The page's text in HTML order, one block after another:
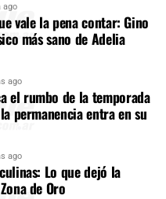
ago
vale la pena contar: Gino
más sano de Adelia
ago
el rumbo de la temporada
permanencia entra en su
ago
Lo que dejó la
de Oro